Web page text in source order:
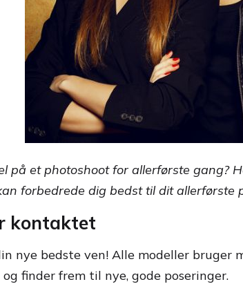
på et photoshoot for allerførste gang?
forbedrede dig bedst til dit allerførste
kontaktet
nye bedste ven! Alle modeller bruger
finder frem til nye, gode poseringer.